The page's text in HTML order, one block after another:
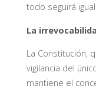
todo seguirá
La
La Constitución,
vigilancia del
mantiene el